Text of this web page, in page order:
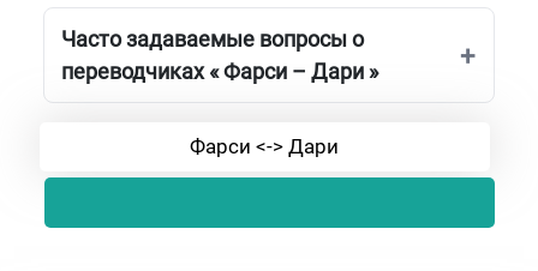
Часто задаваемые вопросы о
переводчиках « Фарси – Дари »
Фарси <-> Дари